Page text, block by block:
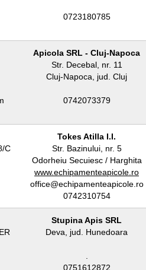
0723180785
Apicola SRL - Cluj-Napoca
Str. Decebal, nr. 11
Cluj-Napoca, jud. Cluj
0742073379
C
Tokes Atilla I.I.
Str. Bazinului, nr. 5
Odorheiu Secuiesc / Harghita
www.echipamenteapicole.ro
office@echipamenteapicole.ro
0742310754
Stupina Apis SRL
Deva, jud. Hunedoara
0751612872